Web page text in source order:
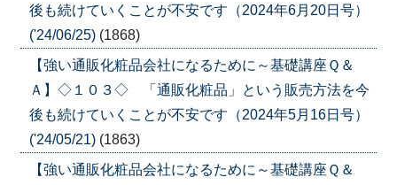
後も続けていくことが不安です（2024年6月20日号）
('24/06/25) (1868)
【強い通販化粧品会社になるために～基礎講座Ｑ＆
Ａ】◇１０３◇ 「通販化粧品」という販売方法を今
後も続けていくことが不安です（2024年5月16日号）
('24/05/21) (1863)
【強い通販化粧品会社になるために～基礎講座Ｑ＆